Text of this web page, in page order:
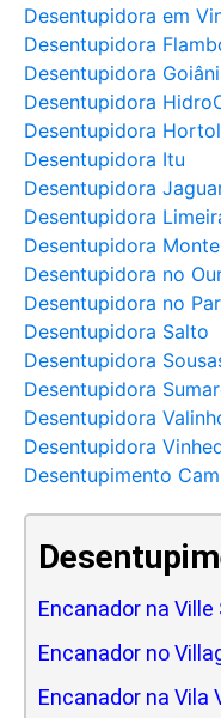
Desentupidora em
Desentupidora
Desentupidora
Desentupidora
Desentupidora
Desentupidora Itu
Desentupidora
Desentupidora
Desentupidora
Desentupidora no
Desentupidora no
Desentupidora Salto
Desentupidora
Desentupidora
Desentupidora
Desentupidora
Desentupimento
Encanador na
Encanador no
Encanador na Vila